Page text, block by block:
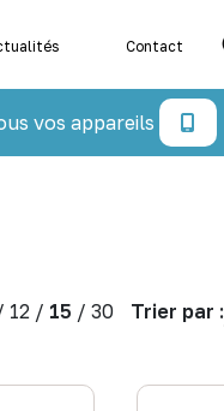
Contact
vos appareils
12 / 15 / 30 Trier par :